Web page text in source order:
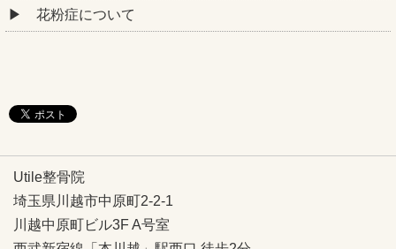
花粉症について
Utile整骨院
埼玉県川越市中原町2-2-1
川越中原町ビル3F A号室